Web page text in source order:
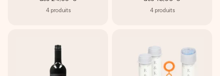
4 produits 4 produits